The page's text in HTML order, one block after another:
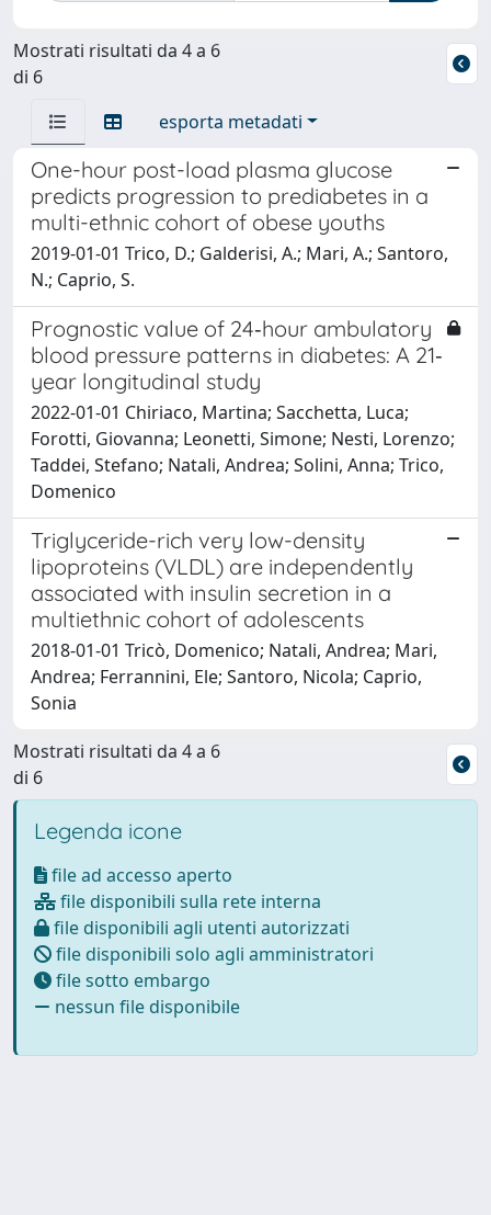
Mostrati risultati da 4 a 6
di 6
esporta metadati
One-hour post-load plasma glucose
predicts progression to prediabetes in a
multi-ethnic cohort of obese youths
2019-01-01 Trico, D.; Galderisi, A.; Mari, A.; Santoro,
N.; Caprio, S.
Prognostic value of 24‐hour ambulatory
blood pressure patterns in diabetes: A 21‐
year longitudinal study
2022-01-01 Chiriaco, Martina; Sacchetta, Luca;
Forotti, Giovanna; Leonetti, Simone; Nesti, Lorenzo;
Taddei, Stefano; Natali, Andrea; Solini, Anna; Trico,
Domenico
Triglyceride-rich very low-density
lipoproteins (VLDL) are independently
associated with insulin secretion in a
multiethnic cohort of adolescents
2018-01-01 Tricò, Domenico; Natali, Andrea; Mari,
Andrea; Ferrannini, Ele; Santoro, Nicola; Caprio,
Sonia
Mostrati risultati da 4 a 6
di 6
Legenda icone
file ad accesso aperto
file disponibili sulla rete interna
file disponibili agli utenti autorizzati
file disponibili solo agli amministratori
file sotto embargo
nessun file disponibile